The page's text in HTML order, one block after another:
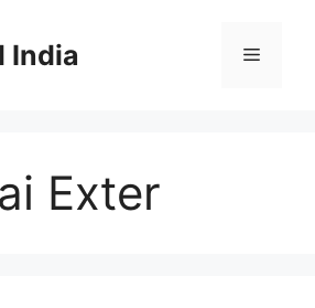
India Menu
Exter